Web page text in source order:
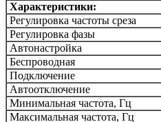
Характеристики:
Регулировка частоты среза
Регулировка фазы
Автонастройка
Беспроводная
Подключение
Автоотключение
Минимальная частота, Гц
Максимальная частота, Гц